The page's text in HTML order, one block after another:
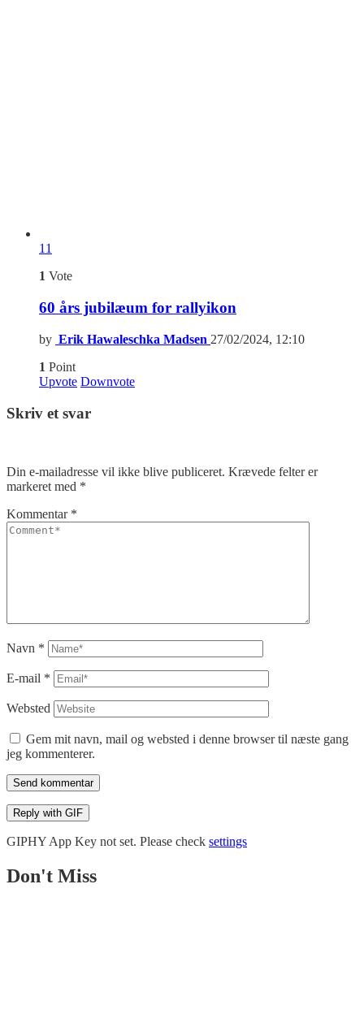
11
1 Vote
60 års jubilæum for rallyikon
by Erik Hawaleschka Madsen 27/02/2024, 12:10
1 Point
Upvote Downvote
Skriv et svar
Din e-mailadresse vil ikke blive publiceret. Krævede felter er
markeret med *
Kommentar *
Navn *
E-mail *
Websted
Gem mit navn, mail og websted i denne browser til næste gang
jeg kommenterer.
Send kommentar
Reply with GIF
GIPHY App Key not set. Please check settings
Don't Miss